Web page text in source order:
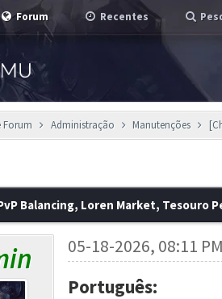
Forum Recentes
Forum Administração Manutenções
Balancing, Loren Market, Tesouro
05-18-2026, 08:11
Português: